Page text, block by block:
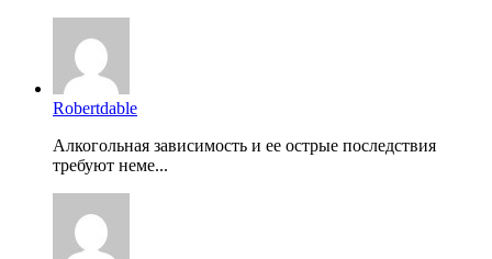
Robertdable
Алкогольная зависимость и ее острые последствия
требуют неме...